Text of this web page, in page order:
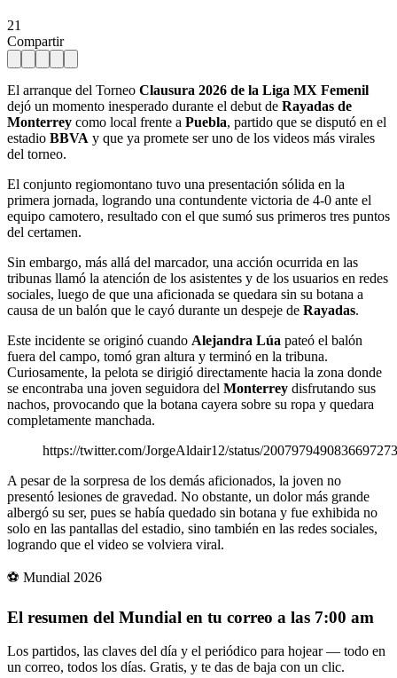
21
Compartir
El arranque del Torneo Clausura 2026 de la Liga MX Femenil
dejó un momento inesperado durante el debut de Rayadas de
Monterrey como local frente a Puebla, partido que se disputó en el
estadio BBVA y que ya promete ser uno de los videos más virales
del torneo.
El conjunto regiomontano tuvo una presentación sólida en la
primera jornada, logrando una contundente victoria de 4-0 ante el
equipo camotero, resultado con el que sumó sus primeros tres puntos
del certamen.
Sin embargo, más allá del marcador, una acción ocurrida en las
tribunas llamó la atención de los asistentes y de los usuarios en redes
sociales, luego de que una aficionada se quedara sin su botana a
causa de un balón que le cayó durante un despeje de Rayadas.
Este incidente se originó cuando Alejandra Lúa pateó el balón
fuera del campo, tomó gran altura y terminó en la tribuna.
Curiosamente, la pelota se dirigió directamente hacia la zona donde
se encontraba una joven seguidora del Monterrey disfrutando sus
nachos, provocando que la botana cayera sobre su ropa y quedara
completamente manchada.
https://twitter.com/JorgeAldair12/status/2007979490836697273
A pesar de la sorpresa de los demás aficionados, la joven no
presentó lesiones de gravedad. No obstante, un dolor más grande
albergó su ser, pues se había quedado sin botana y fue exhibida no
solo en las pantallas del estadio, sino también en las redes sociales,
logrando que el video se volviera viral.
⚽ Mundial 2026
El resumen del Mundial en tu correo a las 7:00 am
Los partidos, las claves del día y el periódico para hojear — todo en
un correo, todos los días. Gratis, y te das de baja con un clic.